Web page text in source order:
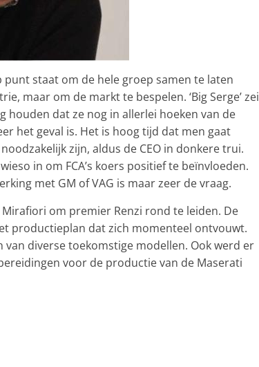
staat om de hele groep samen te laten
maar om de markt te bespelen. ‘Big Serge’ zei
houden dat ze nog in allerlei hoeken van de
het geval is. Het is hoog tijd dat men gaat
zijn, aldus de CEO in donkere trui.
in om FCA’s koers positief te beïnvloeden.
met GM of VAG is maar zeer de vraag.
Mirafiori om premier Renzi rond te leiden. De
productieplan dat zich momenteel ontvouwt.
diverse toekomstige modellen. Ook werd er
voor de productie van de Maserati